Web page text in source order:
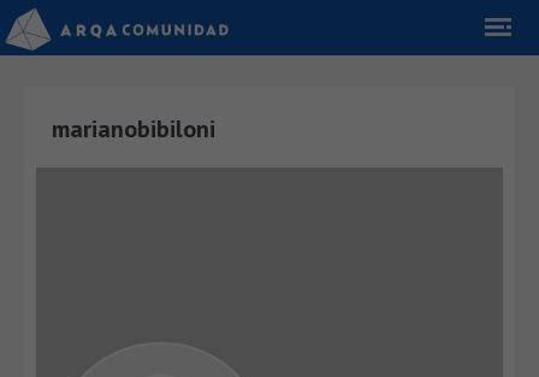
marianobibiloni